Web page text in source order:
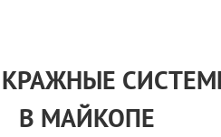
В МАЙКОПЕ